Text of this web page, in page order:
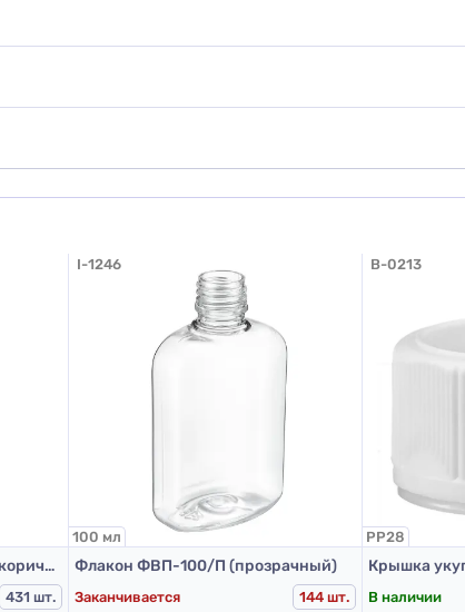
Контейнер К2-115 (корпус) (коричневый)
431 шт.
I-1246
100 мл
Флакон ФВП-100/П (прозрачный)
Заканчивается 144 шт.
B-0213
PP28
В наличии